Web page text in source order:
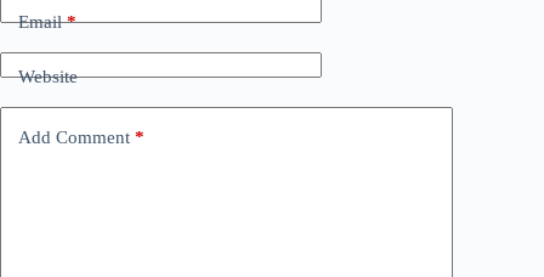
Email*
Website
Add Comment *